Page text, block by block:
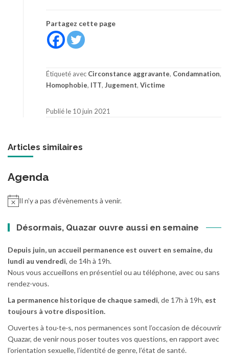
Partagez cette page
Étiqueté avec Circonstance aggravante, Condamnation,
Homophobie, ITT, Jugement, Victime
Publié le 10 juin 2021
Articles similaires
Agenda
Il n’y a pas d’évènements à venir.
Désormais, Quazar ouvre aussi en semaine
Depuis juin, un accueil permanence est ouvert en semaine, du
lundi au vendredi, de 14h à 19h.
Nous vous accueillons en présentiel ou au téléphone, avec ou sans
rendez-vous.
La permanence historique de chaque samedi, de 17h à 19h, est
toujours à votre disposition.
Ouvertes à tou·te·s, nos permanences sont l’occasion de découvrir
Quazar, de venir nous poser toutes vos questions, en rapport avec
l’orientation sexuelle, l’identité de genre, l’état de santé.